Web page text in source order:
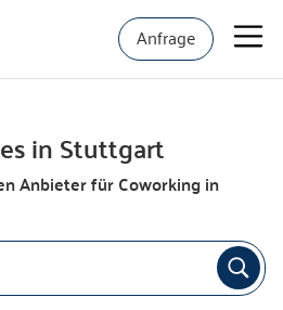
Anfrage
in Stuttgart
Anbieter für Coworking in